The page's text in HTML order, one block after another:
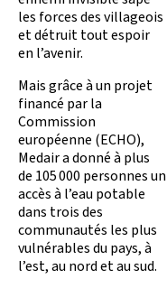
les forces des villageois
et détruit tout espoir
en l’avenir.
Mais grâce à un projet
financé par la
Commission
européenne (ECHO),
Medair a donné à plus
de 105 000 personnes un
accès à l’eau potable
dans trois des
communautés les plus
vulnérables du pays, à
l’est, au nord et au sud.